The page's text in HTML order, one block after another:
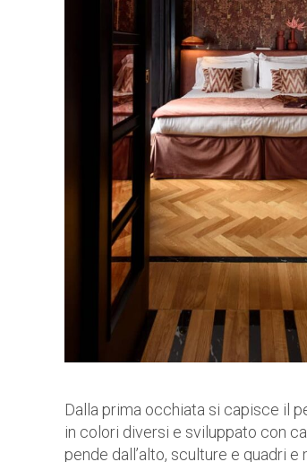
Dalla prima occhiata si capisce il
in colori diversi e sviluppato con
pende dall’alto, sculture e quadri e